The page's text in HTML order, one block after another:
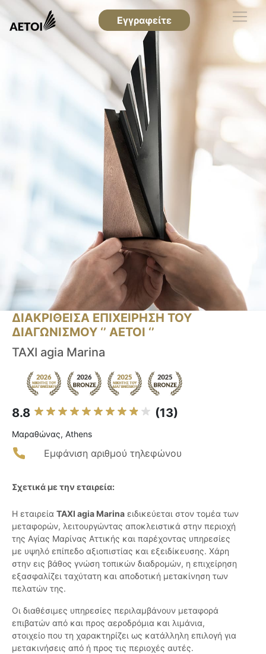
Εγγραφείτε
ΔΙΑΚΡΙΘΕΙΣΑ ΕΠΙΧΕΙΡΗΣΗ ΤΟΥ
ΔΙΑΓΩΝΙΣΜΟΥ ‘’ ΑΕΤΟΙ ‘’
TAXI agia Marina
8.8 (13)
Μαραθώνας, Athens
Εμφάνιση αριθμού τηλεφώνου
Σχετικά με την εταιρεία:
Η εταιρεία ΤΑΧΙ agia Marina ειδικεύεται στον τομέα των
μεταφορών, λειτουργώντας αποκλειστικά στην περιοχή
της Αγίας Μαρίνας Αττικής και παρέχοντας υπηρεσίες
με υψηλό επίπεδο αξιοπιστίας και εξειδίκευσης. Χάρη
στην εις βάθος γνώση τοπικών διαδρομών, η επιχείρηση
εξασφαλίζει ταχύτατη και αποδοτική μετακίνηση των
πελατών της.
Οι διαθέσιμες υπηρεσίες περιλαμβάνουν μεταφορά
επιβατών από και προς αεροδρόμια και λιμάνια,
στοιχείο που τη χαρακτηρίζει ως κατάλληλη επιλογή για
μετακινήσεις από ή προς τις περιοχές αυτές.